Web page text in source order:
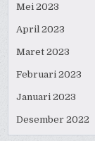
Mei 2023
April 2023
Maret 2023
Februari 2023
Januari 2023
Desember 2022